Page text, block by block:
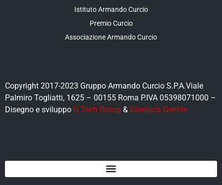
Istituto Armando Curcio
Premio Curcio
Associazione Armando Curcio
Copyright 2017-2023 Gruppo Armando Curcio S.P.A.Viale
Palmiro Togliatti, 1625 – 00155 Roma P.IVA 05398071000 –
Disegno e sviluppo G Tech Group & Gianluca Gentile